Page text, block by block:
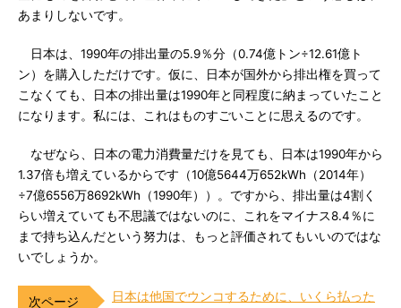
あまりしないです。
日本は、1990年の排出量の5.9％分（0.74億トン÷12.61億ト
ン）を購入しただけです。仮に、日本が国外から排出権を買って
こなくても、日本の排出量は1990年と同程度に納まっていたこと
になります。私には、これはものすごいことに思えるのです。
なぜなら、日本の電力消費量だけを見ても、日本は1990年から
1.37倍も増えているからです（10億5644万652kWh（2014年）
÷7億6556万8692kWh（1990年））。ですから、排出量は4割く
らい増えていても不思議ではないのに、これをマイナス8.4％に
まで持ち込んだという努力は、もっと評価されてもいいのではな
いでしょうか。
日本は他国でウンコするために、いくら払った